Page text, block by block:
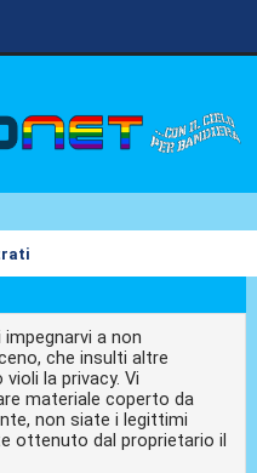
a non
che insulti altre
la privacy. Vi
materiale coperto da
non siate i legittimi
ottenuto dal proprietario il